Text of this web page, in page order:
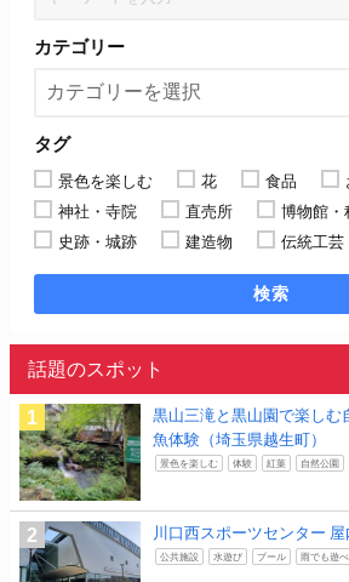
カテゴリー
タグ
景色を楽しむ 花 食品
神社・寺院
直売所 博物館・
史跡・城跡
建造物 伝統工芸
検索
話題のスポット
黒山三滝と黒山園で楽しむ
魚体験（埼玉県越生町）
景色を楽しむ 体験 紅葉 自然公園
川口西スポーツセンター 屋
公共施設 水遊び プール 雨でも遊